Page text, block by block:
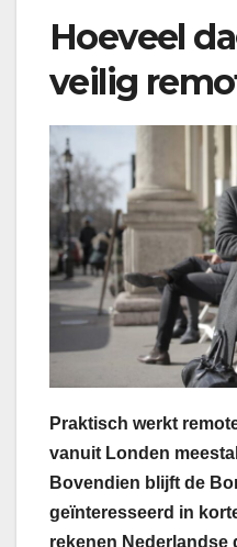
Hoeveel
veilig
Praktisch werkt
vanuit Londen
Bovendien blijft de
geïnteresseerd in
rekenen Nederlandse